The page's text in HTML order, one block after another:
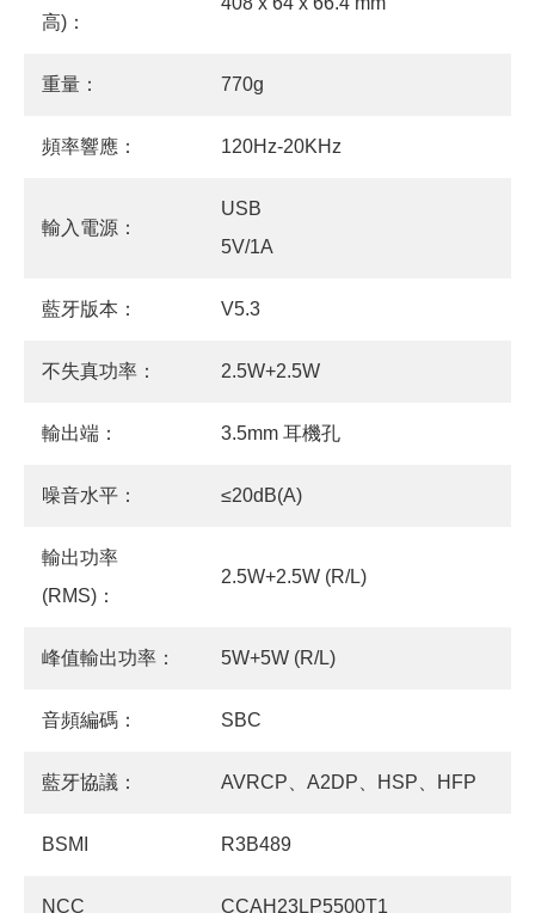
高)：
重量： 770g
頻率響應： 120Hz-20KHz
輸入電源：
USB
5V/1A
藍牙版本： V5.3
不失真功率： 2.5W+2.5W
輸出端： 3.5mm 耳機孔
噪音水平： ≤20dB(A)
輸出功率
(RMS)：
2.5W+2.5W (R/L)
峰值輸出功率： 5W+5W (R/L)
音頻編碼： SBC
藍牙協議： AVRCP、A2DP、HSP、HFP
BSMI R3B489
NCC CCAH23LP5500T1